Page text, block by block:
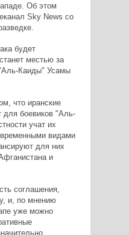
Об этом
Sky News со
будет
местью за
Каиды" Усамы
что иранские
для боевиков "Аль-
учат их
видами
для них
и
соглашения,
и, по мнению
уже можно